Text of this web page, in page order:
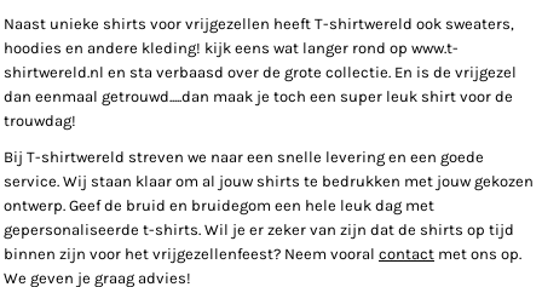
Naast unieke shirts voor vrijgezellen heeft T-shirtwereld ook sweaters,
hoodies en andere kleding! kijk eens wat langer rond op www.t-
shirtwereld.nl en sta verbaasd over de grote collectie. En is de vrijgezel
dan eenmaal getrouwd.....dan maak je toch een super leuk shirt voor de
trouwdag!
Bij T-shirtwereld streven we naar een snelle levering en een goede
service. Wij staan klaar om al jouw shirts te bedrukken met jouw gekozen
ontwerp. Geef de bruid en bruidegom een hele leuk dag met
gepersonaliseerde t-shirts. Wil je er zeker van zijn dat de shirts op tijd
binnen zijn voor het vrijgezellenfeest? Neem vooral contact met ons op.
We geven je graag advies!